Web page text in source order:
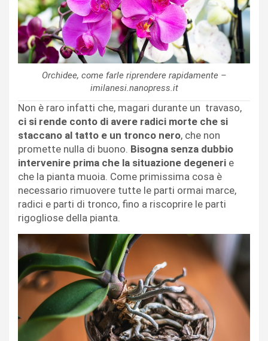
Orchidee, come farle riprendere rapidamente –
imilanesi.nanopress.it
Non è raro infatti che, magari durante un travaso,
ci si rende conto di avere radici morte che si
staccano al tatto e un tronco nero, che non
promette nulla di buono. Bisogna senza dubbio
intervenire prima che la situazione degeneri e
che la pianta muoia. Come primissima cosa è
necessario rimuovere tutte le parti ormai marce,
radici e parti di tronco, fino a riscoprire le parti
rigogliose della pianta.